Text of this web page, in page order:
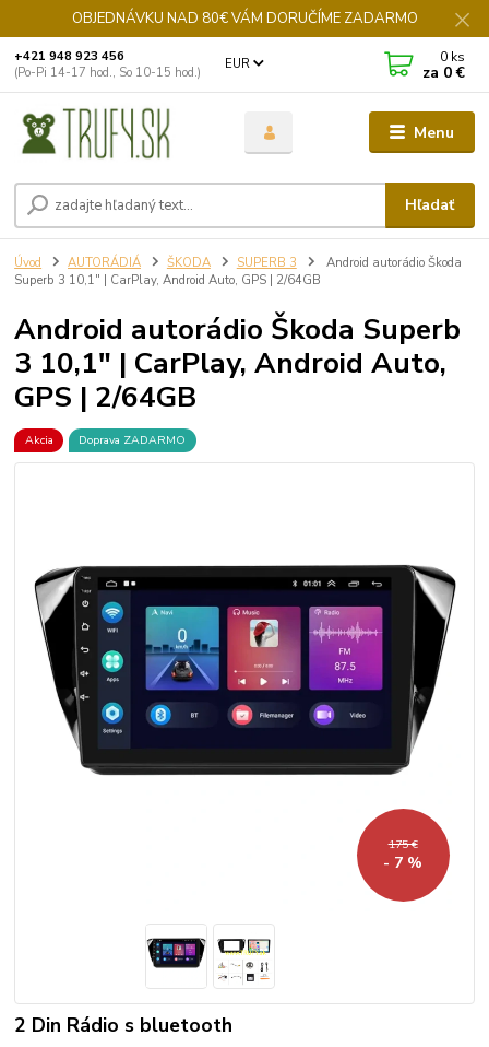
OBJEDNÁVKU NAD 80€ VÁM DORUČÍME ZADARMO
Menu
EUR
Hľadať
+421 948 923 456
(Po-Pi 14-17 hod., So 10-15 hod.)
0 ks
za 0 €
Úvod AUTORÁDIÁ ŠKODA SUPERB 3
Android autorádio Škoda
Superb 3 10,1" | CarPlay, Android Auto, GPS | 2/64GB
Android autorádio Škoda Superb
3 10,1" | CarPlay, Android Auto,
GPS | 2/64GB
Akcia Doprava ZADARMO
175 €
- 7 %
2 Din Rádio s bluetooth